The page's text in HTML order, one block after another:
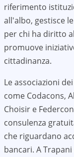
riferimento
all'albo, gestisce
per chi ha diritto
promuove
cittadinanza.
Le associazioni
come Codacons,
Choisir e
consulenza
che riguardano
bancari. ATrapani